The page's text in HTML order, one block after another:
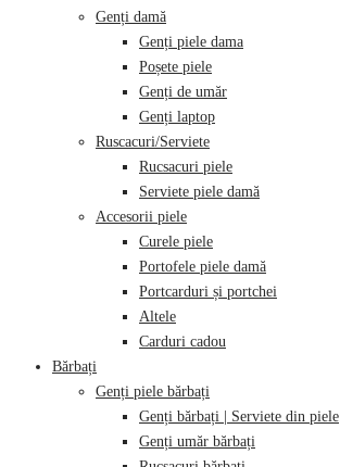
Genți damă
Genți piele dama
Poșete piele
Genți de umăr
Genți laptop
Ruscacuri/Serviete
Rucsacuri piele
Serviete piele damă
Accesorii piele
Curele piele
Portofele piele damă
Portcarduri și portchei
Altele
Carduri cadou
Bărbați
Genți piele bărbați
Genți bărbați | Serviete din piele
Genți umăr bărbați